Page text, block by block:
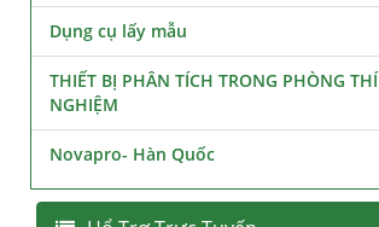
Dụng cụ lấy mẫu
THIẾT BỊ PHÂN TÍCH TRONG PHÒNG THÍ
NGHIỆM
Novapro- Hàn Quốc